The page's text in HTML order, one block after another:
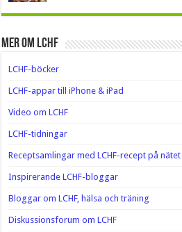
Mer om LCHF
LCHF-böcker
LCHF-appar till iPhone & iPad
Video om LCHF
LCHF-tidningar
Receptsamlingar med LCHF-recept på nätet
Inspirerande LCHF-bloggar
Bloggar om LCHF, hälsa och träning
Diskussionsforum om LCHF